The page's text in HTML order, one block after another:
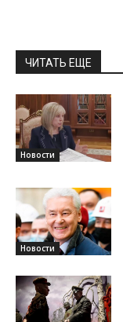
ЧИТАТЬ ЕЩЕ
Новости
Новости